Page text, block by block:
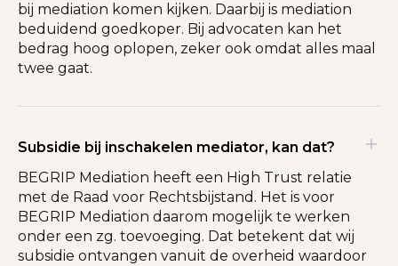
bij mediation komen kijken. Daarbij is mediation
beduidend goedkoper. Bij advocaten kan het
bedrag hoog oplopen, zeker ook omdat alles maal
twee gaat.
Subsidie bij inschakelen mediator, kan dat?
BEGRIP Mediation heeft een High Trust relatie
met de Raad voor Rechtsbijstand. Het is voor
BEGRIP Mediation daarom mogelijk te werken
onder een zg. toevoeging. Dat betekent dat wij
subsidie ontvangen vanuit de overheid waardoor